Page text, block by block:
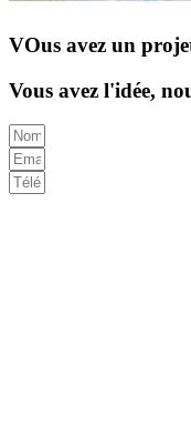
VOus avez un
Vous avez l'idée,